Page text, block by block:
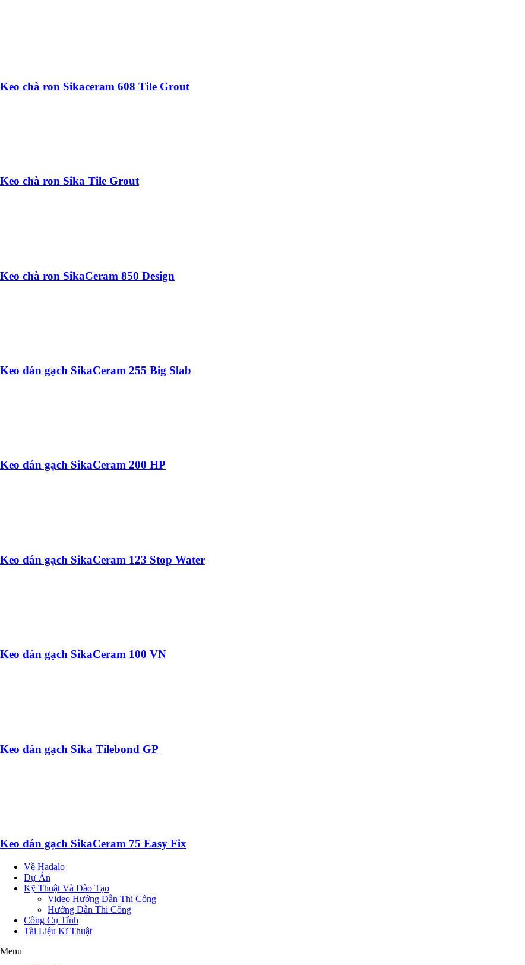
Keo chà ron Sikaceram 608 Tile Grout
Keo chà ron Sika Tile Grout
Keo chà ron SikaCeram 850 Design
Keo dán gạch SikaCeram 255 Big Slab
Keo dán gạch SikaCeram 200 HP
Keo dán gạch SikaCeram 123 Stop Water
Keo dán gạch SikaCeram 100 VN
Keo dán gạch Sika Tilebond GP
Keo dán gạch SikaCeram 75 Easy Fix
Về Hadalo
Dự Án
Kỹ Thuật Và Đào Tạo
Video Hướng Dẫn Thi Công
Hướng Dẫn Thi Công
Công Cụ Tính
Tài Liệu Kĩ Thuật
Menu